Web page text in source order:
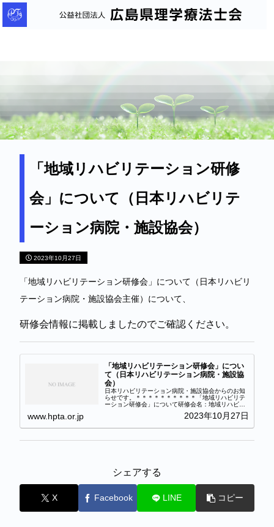
公
益
島
「地域リハビリテーション研修
会」について（日本リハビリテ
ーション病院・施設協会）
2023年10月27日
「地域リハビリテーション研修会」について（日本リハビリ
テーション病院・施設協会主催）について、
研修会情報に掲載しましたのでご確認ください。
「地域リハビリテーション研修会」につい
て（日本リハビリテーション病院・施設協
会）
日本リハビリテーション病院・施設協会からのお知
らせです。＊＊＊＊＊＊＊＊＊＊「地域リハビリテ
ーション研修会」について研修会名：地域リハビリ
テーション研修会（令和5年度老人保健健康増進等
事業）開催形式・日：① 基本編： ９月４日より事
www.hpta.or.jp 2023年10月27日
シェアする
X Facebook LINE コピー